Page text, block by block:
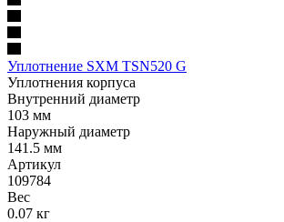
Уплотнение SXM TSN520 G
Уплотнения корпуса
Внутренний диаметр
103 мм
Наружный диаметр
141.5 мм
Артикул
109784
Вес
0.07 кг